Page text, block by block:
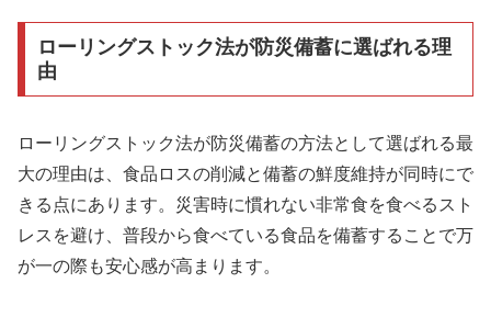
ローリングストック法が防災備蓄に選ばれる理
由
ローリングストック法が防災備蓄の方法として選ばれる最
大の理由は、食品ロスの削減と備蓄の鮮度維持が同時にで
きる点にあります。災害時に慣れない非常食を食べるスト
レスを避け、普段から食べている食品を備蓄することで万
が一の際も安心感が高まります。